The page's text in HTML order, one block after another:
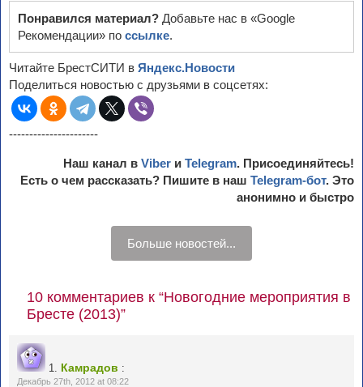
Понравился материал? Добавьте нас в «Google
Рекомендации» по ссылке.
Читайте БрестСИТИ в Яндекс.Новости
Поделиться новостью с друзьями в соцсетях:
----------------------
Наш канал в Viber и Telegram. Присоединяйтесь!
Есть о чем рассказать? Пишите в наш Telegram-бот. Это
анонимно и быстро
Больше новостей...
10 комментариев к “Новогодние мероприятия в
Бресте (2013)”
1. Камрадов :
Декабрь 27th, 2012 at 08:22